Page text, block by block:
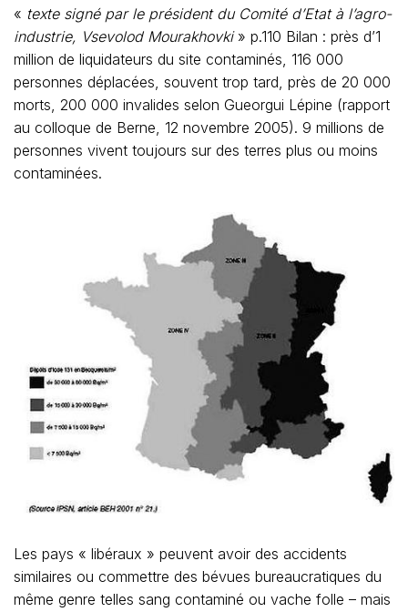
« texte signé par le président du Comité d’Etat à l’agro-
industrie, Vsevolod Mourakhovki » p.110 Bilan : près d’1
million de liquidateurs du site contaminés, 116 000
personnes déplacées, souvent trop tard, près de 20 000
morts, 200 000 invalides selon Gueorgui Lépine (rapport
au colloque de Berne, 12 novembre 2005). 9 millions de
personnes vivent toujours sur des terres plus ou moins
contaminées.
Les pays « libéraux » peuvent avoir des accidents
similaires ou commettre des bévues bureaucratiques du
même genre telles sang contaminé ou vache folle – mais